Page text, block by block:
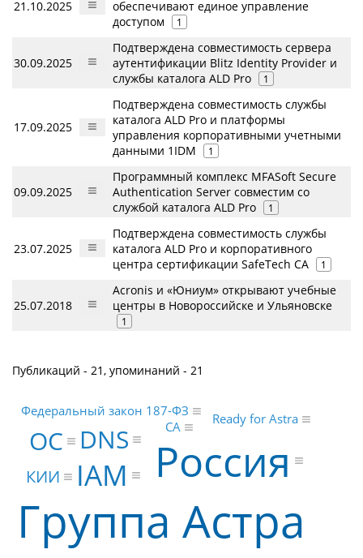
21.10.2025
обеспечивают единое управление
доступом
1
30.09.2025
Подтверждена совместимость сервера
аутентификации Blitz Identity Provider и
службы каталога ALD Pro
1
17.09.2025
Подтверждена совместимость службы
каталога ALD Pro и платформы
управления корпоративными учетными
данными 1IDM
1
09.09.2025
Программный комплекс MFASoft Secure
Authentication Server совместим со
службой каталога ALD Pro
1
23.07.2025
Подтверждена совместимость службы
каталога ALD Pro и корпоративного
центра сертификации SafeTech CA
1
25.07.2018
Acronis и «Юниум» открывают учебные
центры в Новороссийске и Ульяновске
1
Публикаций - 21, упоминаний - 21
Группа Астра
Россия
IAM
DNS
ОС
КИИ
Ready for Astra
Федеральный закон 187-ФЗ
CA